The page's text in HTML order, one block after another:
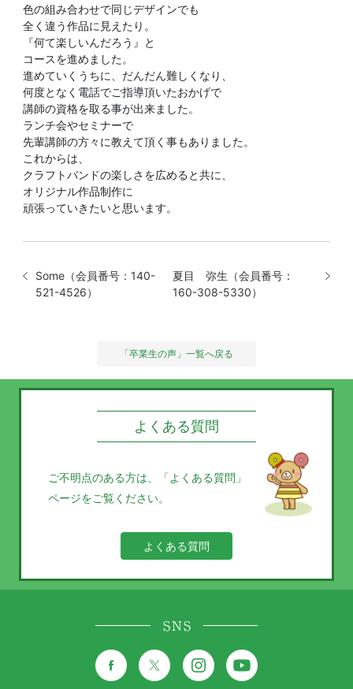
色の組み合わせで同じデザインでも
全く違う作品に見えたり。
『何て楽しいんだろう』と
コースを進めました。
進めていくうちに、だんだん難しくなり、
何度となく電話でご指導頂いたおかげで
講師の資格を取る事が出来ました。
ランチ会やセミナーで
先輩講師の方々に教えて頂く事もありました。
これからは、
クラフトバンドの楽しさを広めると共に、
オリジナル作品制作に
頑張っていきたいと思います。
Some（会員番号：140-
521-4526）
夏目 弥生（会員番号：
160-308-5330）
「卒業生の声」一覧へ戻る
よくある質問
ご不明点のある方は、
「よくある質問」
ページをご覧ください。
よくある質問
SNS